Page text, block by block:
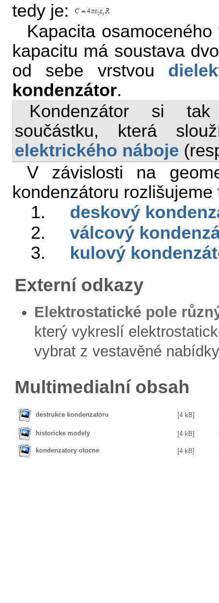
tedy je:
Kapacita
kapacitu má soustava
od sebe vrstvou
kondenzátor.
Kondenzátor si
součástku, která
elektrického náboje
V závislosti na
kondenzátoru
1. deskový
2.válcový
3.
kulový
Externí odkazy
Elektrostatické pole
který vykreslí
vybrat z vestavěné
Multimedialní obsah
destrukce kondenzatoru [4 kB]
historicke modely [4 kB]
kondenzatory otocne [4 kB]